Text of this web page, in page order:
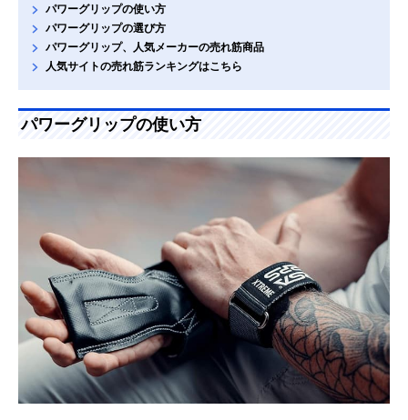
パワーグリップの使い方
パワーグリップの選び方
パワーグリップ、人気メーカーの売れ筋商品
人気サイトの売れ筋ランキングはこちら
パワーグリップの使い方